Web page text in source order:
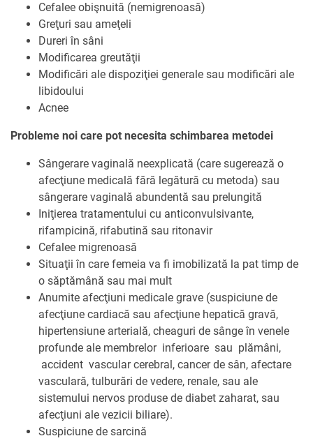
Cefalee obişnuită (nemigrenoasă)
Greţuri sau ameţeli
Dureri în sâni
Modificarea greutăţii
Modificări ale dispoziţiei generale sau modificări ale
libidoului
Acnee
Probleme noi care pot necesita schimbarea metodei
Sângerare vaginală neexplicată (care sugerează o
afecţiune medicală fără legătură cu metoda) sau
sângerare vaginală abundentă sau prelungită
Iniţierea tratamentului cu anticonvulsivante,
rifampicină, rifabutină sau ritonavir
Cefalee migrenoasă
Situaţii în care femeia va fi imobilizată la pat timp de
o săptămână sau mai mult
Anumite afecţiuni medicale grave (suspiciune de
afecţiune cardiacă sau afecţiune hepatică gravă,
hipertensiune arterială, cheaguri de sânge în venele
profunde ale membrelor inferioare sau plămâni,
accident vascular cerebral, cancer de sân, afectare
vasculară, tulburări de vedere, renale, sau ale
sistemului nervos produse de diabet zaharat, sau
afecţiuni ale vezicii biliare).
Suspiciune de sarcină